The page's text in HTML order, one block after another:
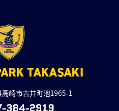
崎市吉井町池1965-1
384-2919